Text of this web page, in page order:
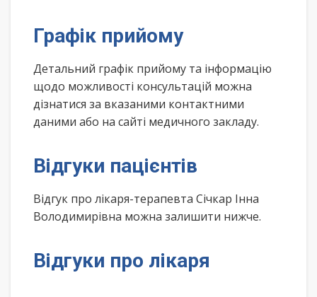
Графік прийому
Детальний графік прийому та інформацію
щодо можливості консультацій можна
дізнатися за вказаними контактними
даними або на сайті медичного закладу.
Відгуки пацієнтів
Відгук про лікаря-терапевта Січкар Інна
Володимирівна можна залишити нижче.
Відгуки про лікаря